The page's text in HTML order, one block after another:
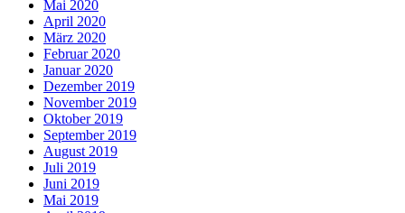
Mai 2020
April 2020
März 2020
Februar 2020
Januar 2020
Dezember 2019
November 2019
Oktober 2019
September 2019
August 2019
Juli 2019
Juni 2019
Mai 2019